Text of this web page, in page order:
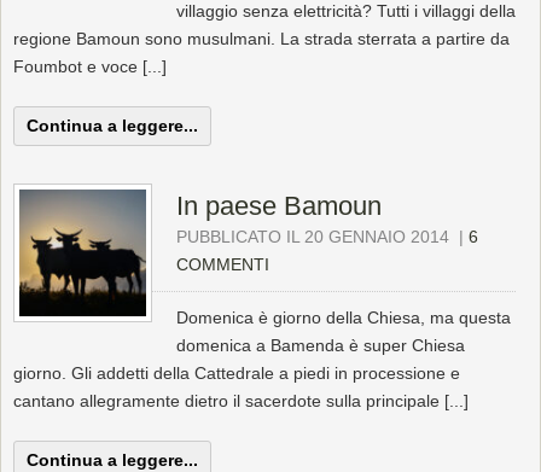
villaggio senza elettricità? Tutti i villaggi della
regione Bamoun sono musulmani. La strada sterrata a partire da
Foumbot e voce [...]
Continua a leggere...
In paese Bamoun
PUBBLICATO IL 20 GENNAIO 2014 | 6
COMMENTI
Domenica è giorno della Chiesa, ma questa
domenica a Bamenda è super Chiesa
giorno. Gli addetti della Cattedrale a piedi in processione e
cantano allegramente dietro il sacerdote sulla principale [...]
Continua a leggere...